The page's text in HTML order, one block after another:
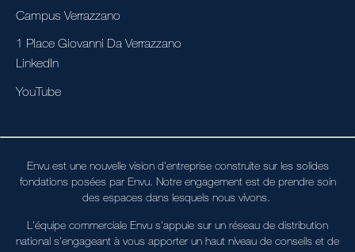
Campus Verrazzano
1 Place Giovanni Da Verrazzano
LinkedIn
YouTube
Envu est une nouvelle vision d'entreprise construite sur les solides
fondations posées par Envu. Notre engagement est de prendre soin
des espaces dans lesquels nous vivons.
L'équipe commerciale Envu s'appuie sur un réseau de distribution
national s'engageant à vous apporter un haut niveau de conseils et de